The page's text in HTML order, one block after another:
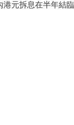
元拆息在半年結